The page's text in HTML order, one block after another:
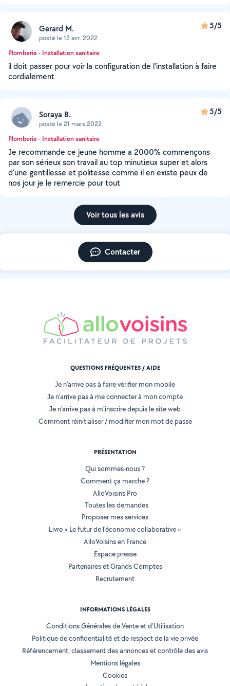
Gerard M.
posté le 13 avr. 2022
5/5
Plomberie - Installation sanitaire
il doit passer pour voir la configuration de l'installation à faire
cordialement
Soraya B.
posté le 21 mars 2022
5/5
Plomberie - Installation sanitaire
Je recommande ce jeune homme a 2000% commençons
par son sérieux son travail au top minutieux super et alors
d'une gentillesse et politesse comme il en existe peux de
nos jour je le remercie pour tout
Voir tous les avis
Contacter
QUESTIONS FRÉQUENTES / AIDE
Je n'arrive pas à faire vérifier mon mobile
Je n'arrive pas à me connecter à mon compte
Je n'arrive pas à m'inscrire depuis le site web
Comment réinitialiser / modifier mon mot de passe
PRÉSENTATION
Qui sommes-nous ?
Comment ça marche ?
AlloVoisins Pro
Toutes les demandes
Proposer mes services
Livre « Le futur de l'économie collaborative »
AlloVoisins en France
Espace presse
Partenaires et Grands Comptes
Recrutement
INFORMATIONS LÉGALES
Conditions Générales de Vente et d'Utilisation
Politique de confidentialité et de respect de la vie privée
Référencement, classement des annonces et contrôle des avis
Mentions légales
Cookies